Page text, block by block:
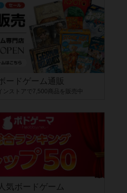
ルール説明時間は含まれていないため、初めて
グ・海賊同士の対決など、ゲームコンセプトを絞
機能です。例えば「ダイスロール」はランダ
ードゲーム通販
ンストアで7,500商品を販売中
気ボードゲーム